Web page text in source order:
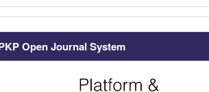
Open Journal System